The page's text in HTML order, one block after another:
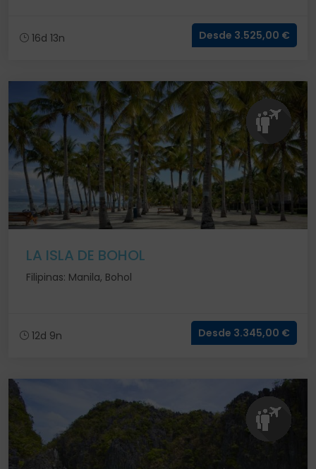
16d 13n Desde 3.525,00 €
LA ISLA DE BOHOL
Filipinas: Manila, Bohol
12d 9n Desde 3.345,00 €